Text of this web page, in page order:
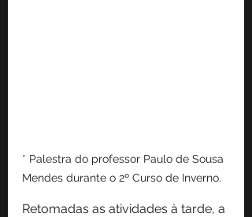
* Palestra do professor Paulo de Sousa
Mendes durante o 2º Curso de Inverno.
Retomadas as atividades à tarde, a